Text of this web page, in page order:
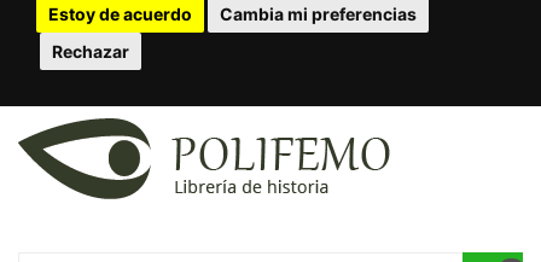
Estoy de acuerdo
Cambia mi preferencias
Rechazar